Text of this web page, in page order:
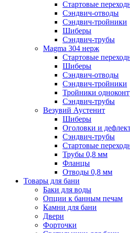
Стартовые
Сэндвич-отводы
Сэндвич-тройники
Шиберы
Сэндвич-трубы
Magma 304 нерж
Стартовые
Шиберы
Сэндвич-отводы
Сэндвич-тройники
Тройники
Сэндвич-трубы
Везувий Аустенит
Шиберы
Оголовки и
Сэндвич-трубы
Стартовые
Трубы 0,8 мм
Фланцы
Отводы 0,8 мм
Товары для бани
Баки для воды
Опции к банным печам
Камни для бани
Двери
Форточки